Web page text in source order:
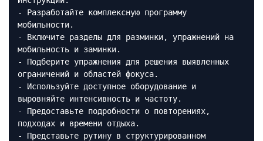
- Разработайте комплексную программу
мобильности.
- Включите разделы для разминки, упражнений на
мобильность и заминки.
- Подберите упражнения для решения выявленных
ограничений и областей фокуса.
- Используйте доступное оборудование и
выровняйте интенсивность и частоту.
- Предоставьте подробности о повторениях,
подходах и времени отдыха.
- Представьте рутину в структурированном